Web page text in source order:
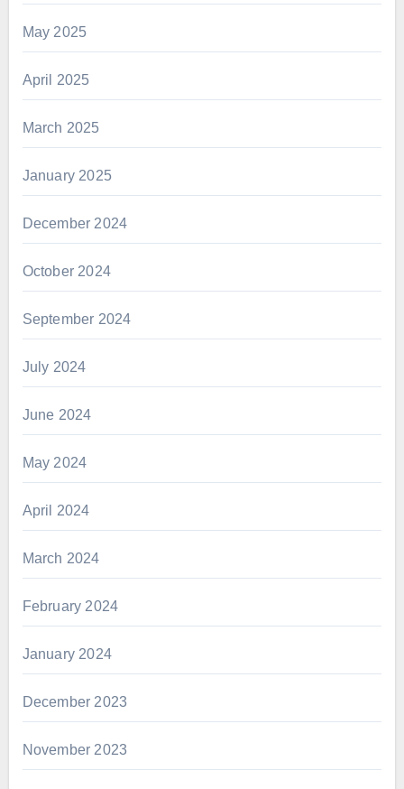
May 2025
April 2025
March 2025
January 2025
December 2024
October 2024
September 2024
July 2024
June 2024
May 2024
April 2024
March 2024
February 2024
January 2024
December 2023
November 2023